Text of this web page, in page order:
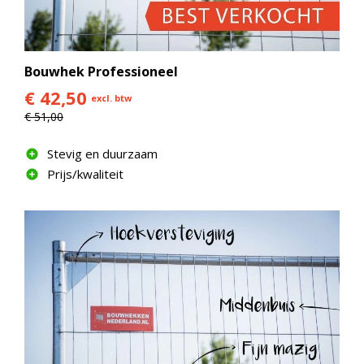
Bouwhek Professioneel
€ 42,50 excl. btw
€ 51,00
Stevig en duurzaam
Prijs/kwaliteit